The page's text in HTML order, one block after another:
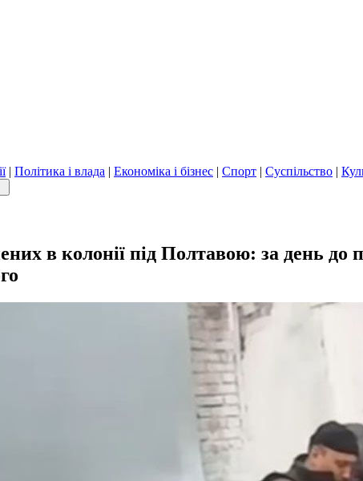
| Політика і влада | Економіка і бізнес | Спорт | Суспільство |
в колонії під Полтавою: за день до